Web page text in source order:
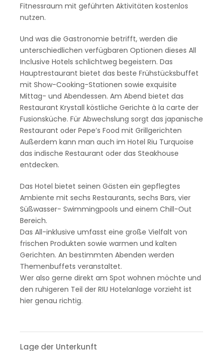
Fitnessraum mit geführten Aktivitäten kostenlos
nutzen.
Und was die Gastronomie betrifft, werden die
unterschiedlichen verfügbaren Optionen dieses All
Inclusive Hotels schlichtweg begeistern. Das
Hauptrestaurant bietet das beste Frühstücksbuffet
mit Show-Cooking-Stationen sowie exquisite
Mittag- und Abendessen. Am Abend bietet das
Restaurant Krystall köstliche Gerichte à la carte der
Fusionsküche. Für Abwechslung sorgt das japanische
Restaurant oder Pepe’s Food mit Grillgerichten
Außerdem kann man auch im Hotel Riu Turquoise
das indische Restaurant oder das Steakhouse
entdecken.
Das Hotel bietet seinen Gästen ein gepflegtes
Ambiente mit sechs Restaurants, sechs Bars, vier
Süßwasser- Swimmingpools und einem Chill-Out
Bereich.
Das All-inklusive umfasst eine große Vielfalt von
frischen Produkten sowie warmen und kalten
Gerichten. An bestimmten Abenden werden
Themenbuffets veranstaltet.
Wer also gerne direkt am Spot wohnen möchte und
den ruhigeren Teil der RIU Hotelanlage vorzieht ist
hier genau richtig.
Lage der Unterkunft